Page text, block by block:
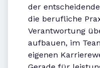
der
die berufliche
Verantwortung
aufbauen, im
eigenen